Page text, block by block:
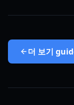
더 보기